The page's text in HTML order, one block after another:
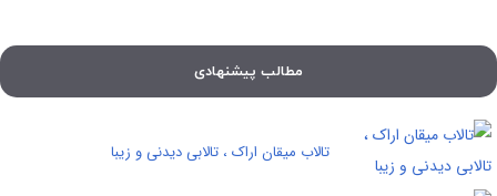
مطالب پیشنهادی
تالاب میقان اراک ، تالابی دیدنی و زیبا